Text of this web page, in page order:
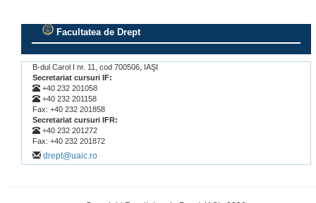
Facultatea de Drept
B-dul Carol I nr. 11, cod 700506, IAŞI
Secretariat cursuri IF:
+40 232 201058
+40 232 201158
Fax: +40 232 201858
Secretariat cursuri IFR:
+40 232 201272
Fax: +40 232 201872
drept@uaic.ro